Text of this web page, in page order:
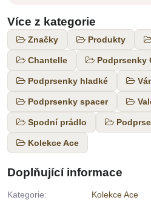
Více z kategorie
Značky Produkty
Chantelle Podprsenky
Podprsenky hladké
Podprsenky spacer
Spodní prádlo
Kolekce Ace
Doplňující informace
Kategorie: Kolekce Ace